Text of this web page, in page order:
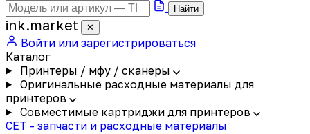
Найти
ink.market ✕
Войти или зарегистрироваться
Каталог
Принтеры / мфу / сканеры
Оригинальные расходные материалы для
принтеров
Совместимые картриджи для принтеров
CET - запчасти и расходные материалы